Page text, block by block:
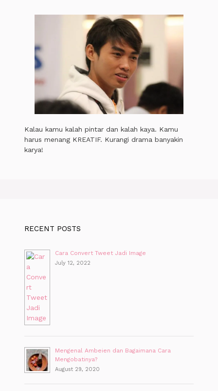
Kalau kamu kalah pintar dan kalah kaya. Kamu
harus menang KREATIF. Kurangi drama banyakin
karya!
RECENT POSTS
Cara Convert Tweet Jadi Image
July 12, 2022
Mengenal Ambeien dan Bagaimana Cara
Mengobatinya?
August 29, 2020